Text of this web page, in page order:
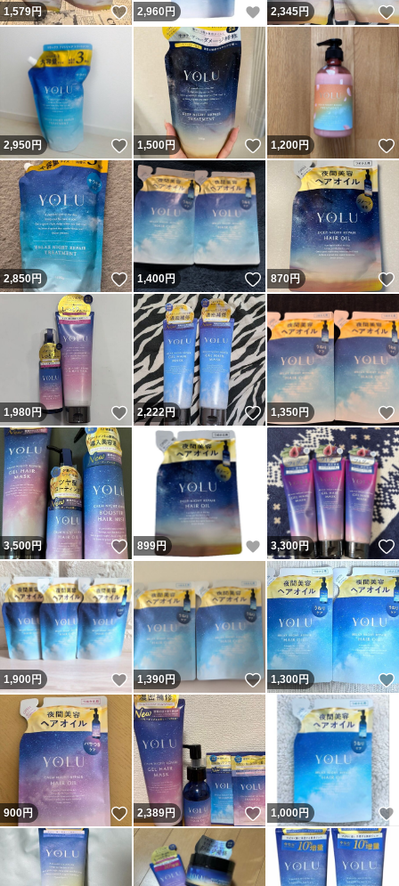
1,579円 いいね！
2,960 円 いいね！
2,345円
2,950円 いいね！
1,500円 いいね！
1,200円
2,850円 いいね！
1,400円 いいね！
870円
1,980円 いいね！
2,222円 いいね！
1,350円
3,500円 いいね！
899円 いいね！
3,300円
1,900円 いいね！
1,390円 いいね！
1,300円
900円 いいね！
2,389円 いいね！
1,000円